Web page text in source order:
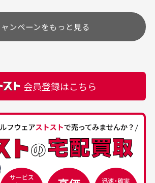
がお安く
。状態も
す
美品です。いつも素敵な
商品をありがとうござい
ます。
50代男性
休日となっております。
につきましてはサイト上にて告知させて
効時間はありますか？
ート内の商品が削除されますのでご注意
能をご利用下さい。
きましては、弊社に入荷した時点
います。
て
管理には細心の注意を払っておりま
素材の劣化やパーツの強度低下が
ンペーンをもっと見る
会員登録はこちら